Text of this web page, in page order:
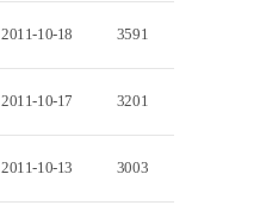
2011-10-18 3591
2011-10-17 3201
2011-10-13 3003